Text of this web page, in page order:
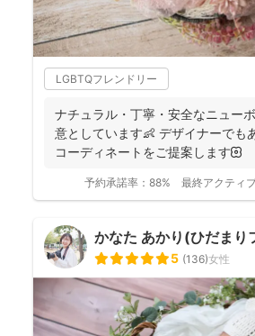
LGBTQフレンドリー
ナチュラル・丁寧・安全なニュー
意としています👶 デザイナーでも
コーディネートをご提案します🌼
予約承諾率： 88% 最終アクティブ
かなた あかり(ひだまり
5 (136)女性